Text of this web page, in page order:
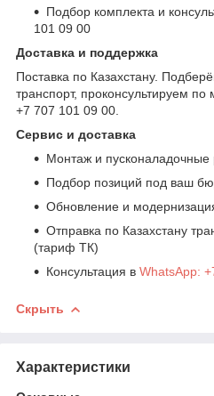
Подбор комплекта и
101 09 00
Доставка и поддержка
Поставка по Казахстану.
транспорт, проконсультируем
+7 707 101 09 00.
Сервис и доставка
Монтаж и пусконаладочные
Подбор позиций под ваш
Обновление и
Отправка по Казахстану
(тариф ТК)
Консультация в WhatsApp:
Скрыть
Характеристики